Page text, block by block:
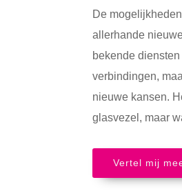
De
allerhande
bekende
verbindingen,
nieuwe kansen.
glasvezel, maar
Vertel mij